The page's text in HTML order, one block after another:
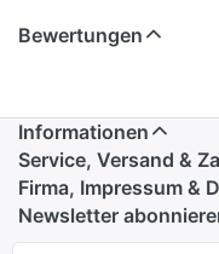
Bewertungen
Informationen
Service, Versand &
Firma, Impressum &
Newsletter